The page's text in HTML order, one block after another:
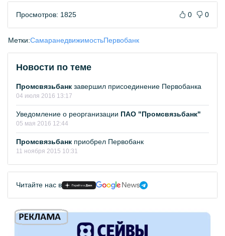
Просмотров: 1825 0 0
Метки:СамаранедвижимостьПервобанк
Новости по теме
Промсвязьбанк завершил присоединение Первобанка
04 июля 2016 13:17
Уведомление о реорганизации ПАО "Промсвязьбанк"
05 мая 2016 12:44
Промсвязьбанк приобрел Первобанк
11 ноября 2015 10:31
Читайте нас в